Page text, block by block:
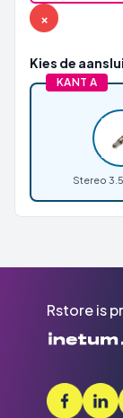
×
Kies de
KANT A
Stereo
Rstore is